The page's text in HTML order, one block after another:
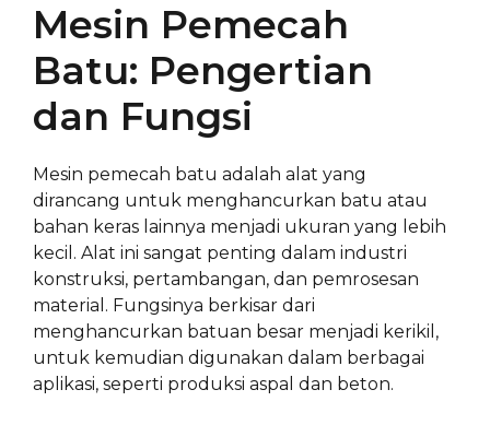
Mesin Pemecah
Batu: Pengertian
dan Fungsi
Mesin pemecah batu adalah alat yang
dirancang untuk menghancurkan batu atau
bahan keras lainnya menjadi ukuran yang lebih
kecil. Alat ini sangat penting dalam industri
konstruksi, pertambangan, dan pemrosesan
material. Fungsinya berkisar dari
menghancurkan batuan besar menjadi kerikil,
untuk kemudian digunakan dalam berbagai
aplikasi, seperti produksi aspal dan beton.